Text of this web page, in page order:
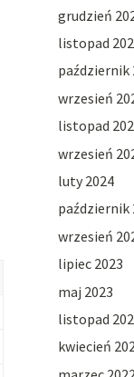
grudzień
listopad
październik
wrzesień
listopad
wrzesień
luty 2024
październik
wrzesień
lipiec 2023
maj 2023
listopad
kwiecień